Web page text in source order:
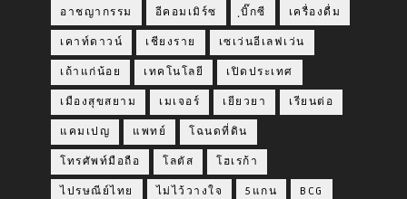
อาชญากรรม อีคอมเมิร์ซ ฺบิ๊กซี เครื่องดื่ม
เคาท์ดาวน์ เชียงราย เซเว่นอีเลฟเว่น
เถ้าแก่น้อย เทคโนโลยี เปิดประเทศ
เมืองสุขสยาม เมเจอร์ เยียวยา เรียนต่อ
แคมเปญ แพทย์ โฉนดที่ดิน
โทรศัพท์มือถือ โลตัส โฮเรก้า
ไปรษณีย์ไทย ไม่ไว้วางใจ 5แกน BCG